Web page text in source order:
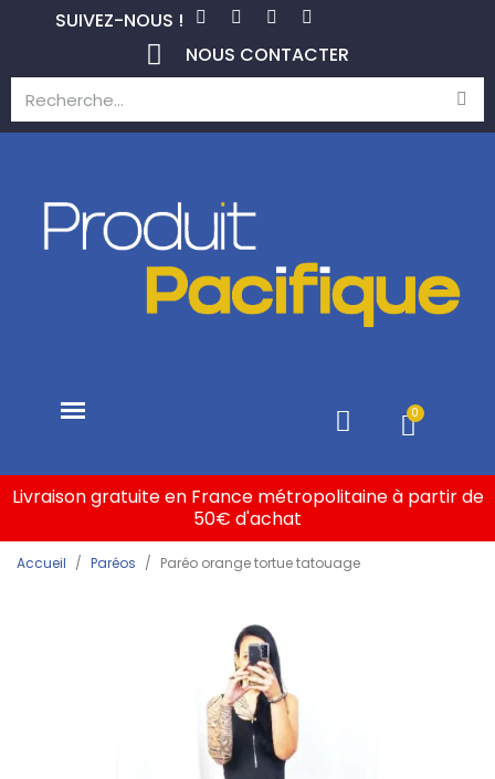
SUIVEZ-NOUS !
NOUS CONTACTER
Livraison gratuite en France métropolitaine à partir de
50€ d'achat
Accueil Paréos Paréo orange tortue tatouage